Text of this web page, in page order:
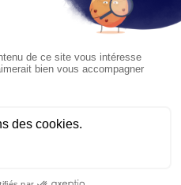
Uruguay, Argentine et
6 au 17 novembre 2026